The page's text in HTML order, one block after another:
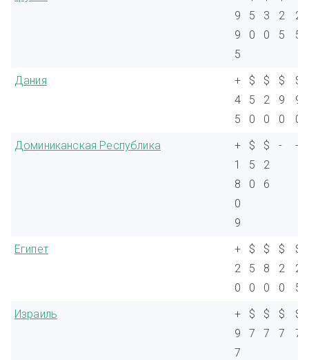
9
9
5
5
0
3
0
2
5
2
5
Дания
+
4
5
$
5
0
$
2
0
$
9
0
$
9
0
Доминиканская Республика
+
1
8
0
9
$
5
0
$
2
6
- -
Египет
+
2
0
$
5
0
$
8
0
$
2
0
$
2
5
Израиль
+
9
7
$
7
$
7
$
7
$
7